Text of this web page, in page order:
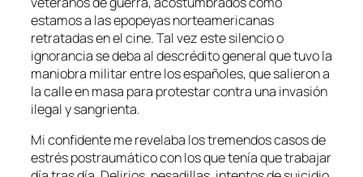
estamos a las epopeyas norteamericanas
retratadas en el cine. Tal vez este silencio o
ignorancia se deba al descrédito general que tuvo la
maniobra militar entre los españoles, que salieron a
la calle en masa para protestar contra una invasión
ilegal y sangrienta.
Mi confidente me revelaba los tremendos casos de
estrés postraumático con los que tenía que trabajar